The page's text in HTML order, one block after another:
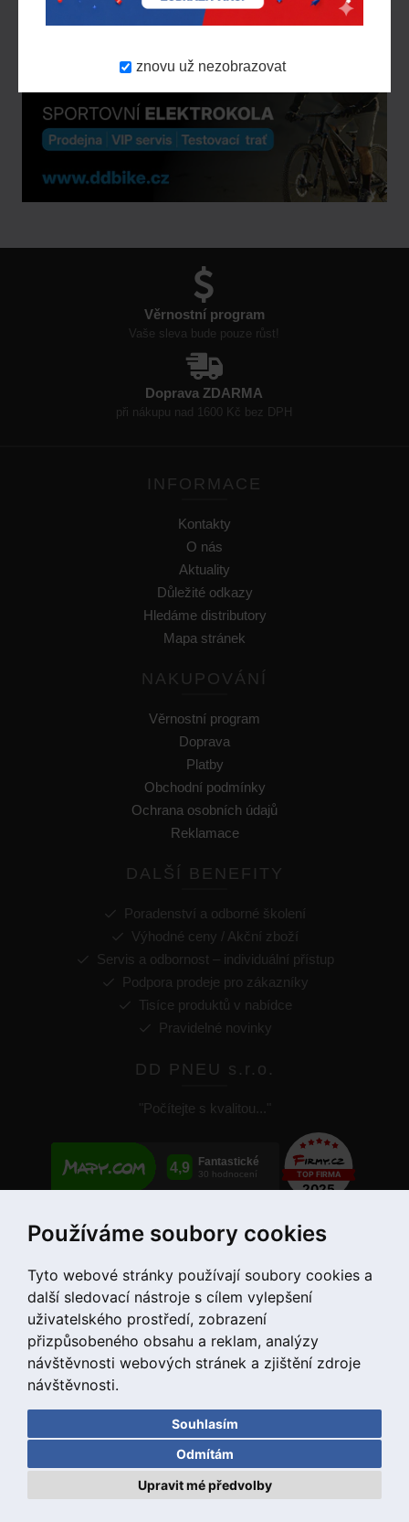
Používáme soubory cookies
Tyto webové stránky používají soubory cookies a
další sledovací nástroje s cílem vylepšení
uživatelského prostředí, zobrazení
přizpůsobeného obsahu a reklam, analýzy
návštěvnosti webových stránek a zjištění zdroje
návštěvnosti.
Souhlasím
Odmítám
Upravit mé předvolby
znovu už nezobrazovat
Věrnostní program
Vaše sleva bude pouze růst!
Doprava ZDARMA
při nákupu nad 1600 Kč bez DPH
INFORMACE
Kontakty
O nás
Aktuality
Důležité odkazy
Hledáme distributory
Mapa stránek
NAKUPOVÁNÍ
Věrnostní program
Doprava
Platby
Obchodní podmínky
Ochrana osobních údajů
Reklamace
DALŠÍ BENEFITY
Poradenství a odborné školení
Výhodné ceny / Akční zboží
Servis a odbornost – individuální přístup
Podpora prodeje pro zákazníky
Tisíce produktů v nabídce
Pravidelné novinky
DD PNEU s.r.o.
"Počítejte s kvalitou..."
+420 775 55 66 99
Copyright © 2020 DD PNEU s.r.o. Všechna práva vyhrazena.
Designed by